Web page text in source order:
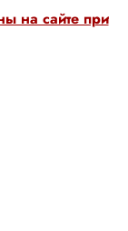
на сайте при